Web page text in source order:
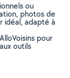
ou
photos de
idéal, adapté à
pour
outils